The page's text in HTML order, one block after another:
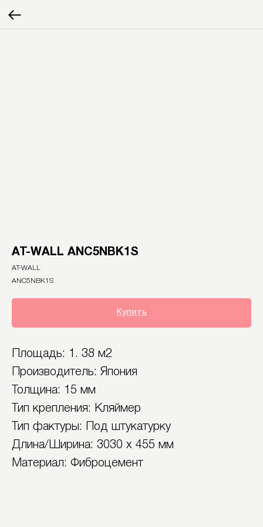
AT-WALL ANC5NBK1S
AT-WALL
ANC5NBK1S
Купить
Площадь: 1. 38 м2
Производитель: Япония
Толщина: 15 мм
Тип крепления: Кляймер
Тип фактуры: Под штукатурку
Длина/Ширина: 3030 х 455 мм
Материал: Фиброцемент